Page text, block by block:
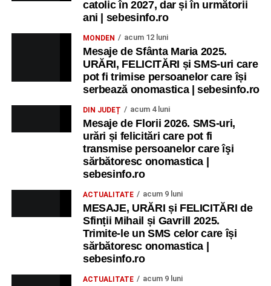
catolic în 2027, dar și în următorii
ani | sebesinfo.ro
MONDEN acum 12 luni
Mesaje de Sfânta Maria 2025.
URĂRI, FELICITĂRI și SMS-uri care
pot fi trimise persoanelor care își
serbează onomastica | sebesinfo.ro
DIN JUDEȚ acum 4 luni
Mesaje de Florii 2026. SMS-uri,
urări și felicitări care pot fi
transmise persoanelor care îşi
sărbătoresc onomastica |
sebesinfo.ro
ACTUALITATE acum 9 luni
MESAJE, URĂRI și FELICITĂRI de
Sfinții Mihail și Gavrill 2025.
Trimite-le un SMS celor care își
sărbătoresc onomastica |
sebesinfo.ro
ACTUALITATE acum 9 luni